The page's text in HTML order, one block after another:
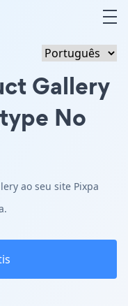
Gallery
No
ao seu site Pixpa